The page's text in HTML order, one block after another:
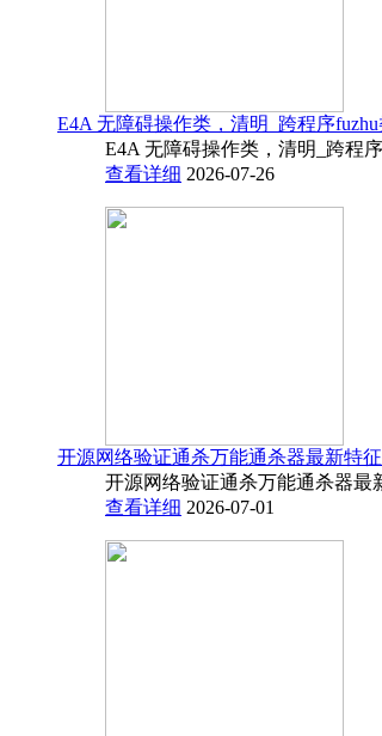
E4A 无障碍操作类，清明_跨程序fuzhu
E4A 无障碍操作类，清明_跨程
查看详细 2026-07-26
开源网络验证通杀万能通杀器最新特
开源网络验证通杀万能通杀器
查看详细 2026-07-01